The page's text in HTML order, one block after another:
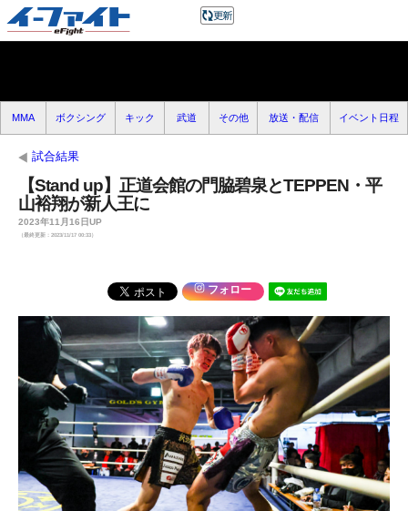
MMA ボクシング キック 武道 その他 放送・配信 イベント日程
試合結果
【Stand up】正道会館の門脇碧泉とTEPPEN・平
山裕翔が新人王に
2023年11月16日UP
（最終更新：2023/11/17 00:33）
フォロー